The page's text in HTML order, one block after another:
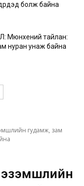
болж байна
Мюнхений тайлан:
нуран унаж байна